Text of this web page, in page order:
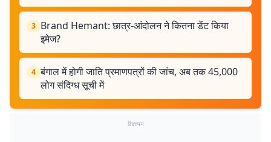
3 Brand Hemant: छात्र-आंदोलन ने कितना डेंट किया
इमेज?
4 बंगाल में होगी जाति प्रमाणपत्रों की जांच, अब तक 45,000
लोग संदिग्ध सूची में
विज्ञापन